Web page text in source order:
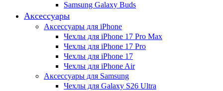
Samsung Galaxy Buds
Аксессуары
Аксессуары для iPhone
Чехлы для iPhone 17 Pro Max
Чехлы для iPhone 17 Pro
Чехлы для iPhone 17
Чехлы для iPhone Air
Аксессуары для Samsung
Чехлы для Galaxy S26 Ultra